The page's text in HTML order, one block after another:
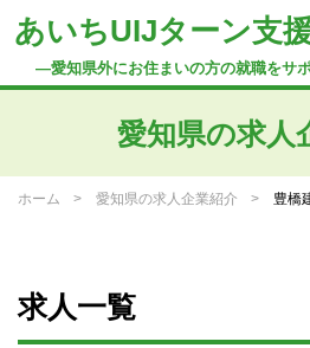
あいちUIJターン支
―愛知県外にお住まいの方の就職をサ
愛知県の求人
ホーム 愛知県の求人企業紹介 豊橋
求人一覧